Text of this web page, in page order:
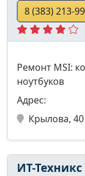
8 (383) 213-
Ремонт MSI:
ноутбуков
Адрес:
Крылова, 40
ИТ-Техникс